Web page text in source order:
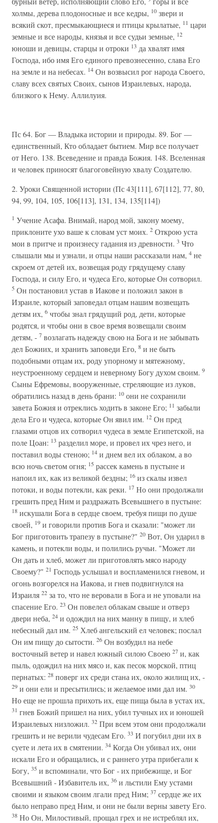
холмы, дерева плодоносные и все кедры, 10 звери и
всякий скот, пресмыкающиеся и птицы крылатые, 11 цари
земные и все народы, князья и все судьи земные, 12
юноши и девицы, старцы и отроки 13 да хвалят имя
Господа, ибо имя Его единого превознесенно, слава Его
на земле и на небесах. 14 Он возвысил рог народа Своего,
славу всех святых Своих, сынов Израилевых, народа,
близкого к Нему. Аллилуия.
Пс 64. Бог — Владыка истории и природы. 89. Бог —
единственный, Кто обладает бытием. Мир все получает
от Него. 138. Всеведение и правда Божия. 148. Вселенная
и человек приносят благоговейную хвалу Создателю.
2. Уроки Священной истории (Пс 43[111], 67[112], 77, 80,
94, 99, 104, 105, 106[113], 131, 134, 135[114])
1 Учение Асафа. Внимай, народ мой, закону моему,
приклоните ухо ваше к словам уст моих. 2 Открою уста
мои в притче и произнесу гадания из древности. 3 Что
слышали мы и узнали, и отцы наши рассказали нам, 4 не
скроем от детей их, возвещая роду грядущему славу
Господа, и силу Его, и чудеса Его, которые Он сотворил.
5 Он постановил устав в Иакове и положил закон в
Израиле, который заповедал отцам нашим возвещать
детям их, 6 чтобы знал грядущий род, дети, которые
родятся, и чтобы они в свое время возвещали своим
детям, - 7 возлагать надежду свою на Бога и не забывать
дел Божиих, и хранить заповеди Его, 8 и не быть
подобными отцам их, роду упорному и мятежному,
неустроенному сердцем и неверному Богу духом своим. 9
Сыны Ефремовы, вооруженные, стреляющие из луков,
обратились назад в день брани: 10 они не сохранили
завета Божия и отреклись ходить в законе Его; 11 забыли
дела Его и чудеса, которые Он явил им. 12 Он пред
глазами отцов их сотворил чудеса в земле Египетской, на
поле Цоан: 13 разделил море, и провел их чрез него, и
поставил воды стеною; 14 и днем вел их облаком, а во
всю ночь светом огня; 15 рассек камень в пустыне и
напоил их, как из великой бездны; 16 из скалы извел
потоки, и воды потекли, как реки. 17 Но они продолжали
грешить пред Ним и раздражать Всевышнего в пустыне:
18 искушали Бога в сердце своем, требуя пищи по душе
своей, 19 и говорили против Бога и сказали: "может ли
Бог приготовить трапезу в пустыне?" 20 Вот, Он ударил в
камень, и потекли воды, и полились ручьи. "Может ли
Он дать и хлеб, может ли приготовлять мясо народу
Своему?" 21 Господь услышал и воспламенился гневом, и
огонь возгорелся на Иакова, и гнев подвигнулся на
Израиля 22 за то, что не веровали в Бога и не уповали на
спасение Его. 23 Он повелел облакам свыше и отверз
двери неба, 24 и одождил на них манну в пищу, и хлеб
небесный дал им. 25 Хлеб ангельский ел человек; послал
Он им пищу до сытости. 26 Он возбудил на небе
восточный ветер и навел южный силою Своею 27 и, как
пыль, одождил на них мясо и, как песок морской, птиц
пернатых: 28 поверг их среди стана их, около жилищ их, -
29 и они ели и пресытились; и желаемое ими дал им. 30
Но еще не прошла прихоть их, еще пища была в устах их,
31 гнев Божий пришел на них, убил тучных их и юношей
Израилевых низложил. 32 При всем этом они продолжали
грешить и не верили чудесам Его. 33 И погубил дни их в
суете и лета их в смятении. 34 Когда Он убивал их, они
искали Его и обращались, и с раннего утра прибегали к
Богу, 35 и вспоминали, что Бог - их прибежище, и Бог
Всевышний - Избавитель их, 36 и льстили Ему устами
своими и языком своим лгали пред Ним; 37 сердце же их
было неправо пред Ним, и они не были верны завету Его.
38 Но Он, Милостивый, прощал грех и не истреблял их,